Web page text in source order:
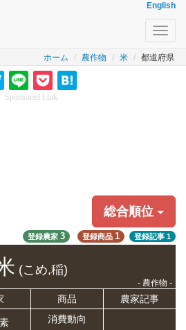
English
ホーム 農作物 米 都道府県
Sponsored Link
総合順位
登録農家3 登録商品 1 登録記事 1
(こめ,稲)
- 農作物 -
商品
農家記事
素 消費動向